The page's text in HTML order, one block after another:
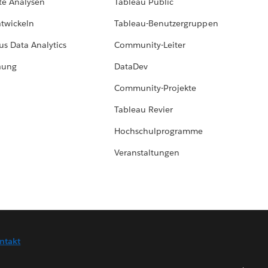
Data Analytics
Tableau-Benutzergruppen
Community-Leiter
DataDev
Community-Projekte
Tableau Revier
Hochschulprogramme
Veranstaltungen